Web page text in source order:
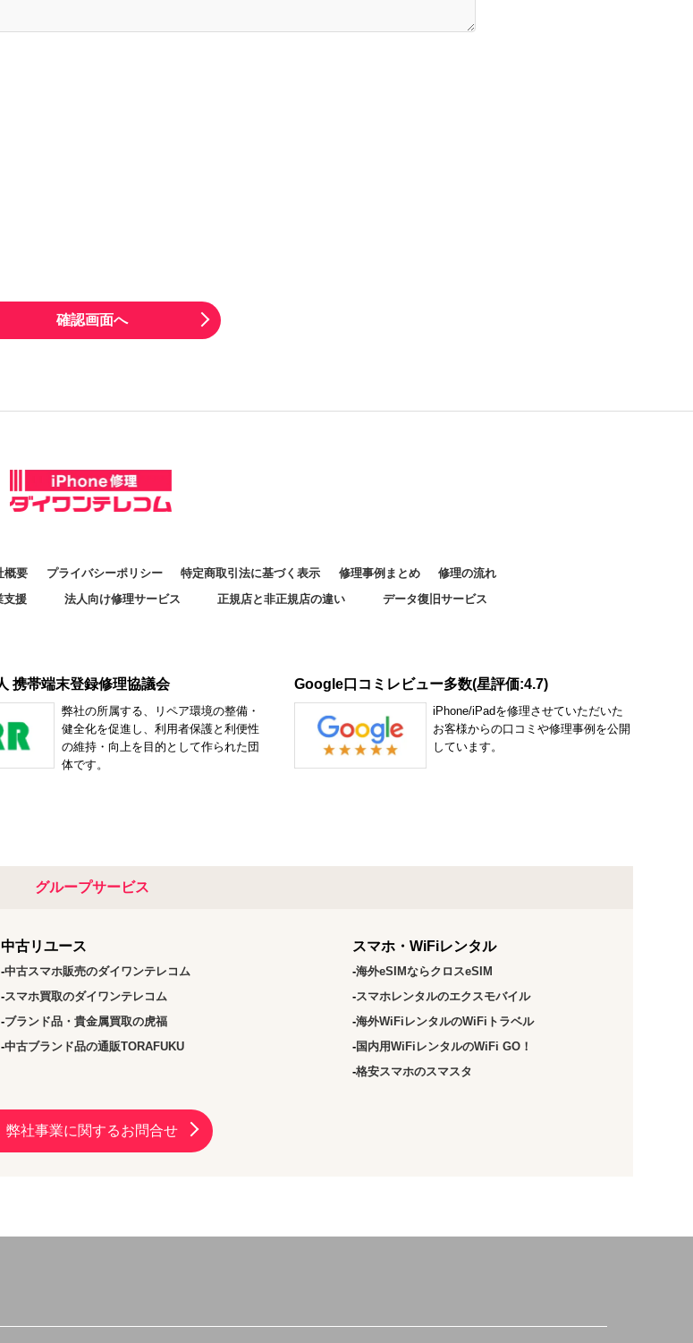
確認画面へ
概要 プライバシーポリシー 特定商取引法に基づく表示 修理事例まとめ
修理の流れ
支援 法人向け修理サービス 正規店と非正規店の違い データ復旧サービス
携帯端末登録修理協議会
弊社の所属する、リペア環境の整備・
健全化を促進し、利用者保護と利便性
の維持・向上を目的として作られた団
体です。
Google口コミレビュー多数(星評価:4.7)
iPhone/iPadを修理させていただいた
お客様からの口コミや修理事例を公開
しています。
グループサービス
中古リユース
中古スマホ販売のダイワンテレコム
スマホ買取のダイワンテレコム
ブランド品・貴金属買取の虎福
中古ブランド品の通販TORAFUKU
スマホ・WiFiレンタル
海外eSIMならクロスeSIM
スマホレンタルのエクスモバイル
海外WiFiレンタルのWiFiトラベル
国内用WiFiレンタルのWiFi GO！
格安スマホのスマスタ
弊社事業に関するお問合せ